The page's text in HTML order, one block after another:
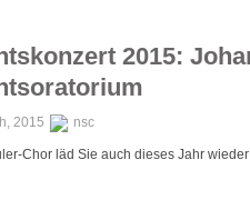
2015:
2015 nsc
Chor läd Sie auch dieses Jahr